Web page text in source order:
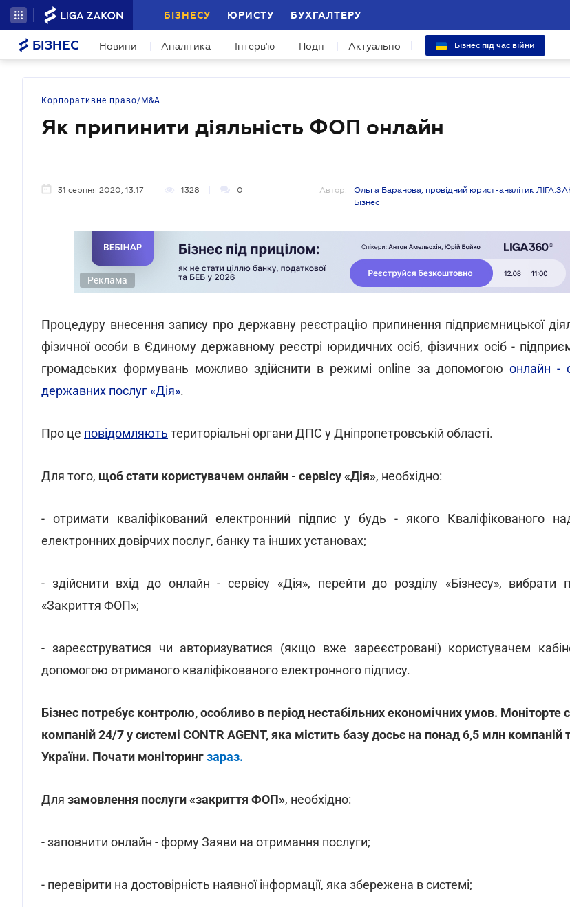
БІЗНЕСУ ЮРИСТУ БУХГАЛТЕРУ
БІЗНЕС Новини Аналітика Інтерв'ю Події Актуально Бізнес під час війни
Корпоративне право/M&A
Як припинити діяльність ФОП онлайн
31 серпня 2020, 13:17 1328 0 Автор:
Ольга Баранова, провідний юрист-аналітик
Бізнес
Реклама
Процедуру внесення запису про державну реєстрацію припинення підприємницької
фізичної особи в Єдиному державному реєстрі юридичних осіб, фізичних осіб -
громадських формувань можливо здійснити в режимі online за допомогою онлайн -
державних послуг «Дія».
Про це повідомляють територіальні органи ДПС у Дніпропетровській області.
Для того, щоб стати користувачем онлайн - сервісу «Дія», необхідно:
- отримати кваліфікований електронний підпис у будь - якого Кваліфікованого
електронних довірчих послуг, банку та інших установах;
- здійснити вхід до онлайн - сервісу «Дія», перейти до розділу «Бізнесу», вибрати
«Закриття ФОП»;
- зареєструватися чи авторизуватися (якщо вже зареєстровані) користувачем
допомогою отриманого кваліфікованого електронного підпису.
Бізнес потребує контролю, особливо в період нестабільних економічних умов. Моніторте
компаній 24/7 у системі CONTR AGENT, яка містить базу досьє на понад 6,5 млн
України. Почати моніторингзараз.
Для замовлення послуги «закриття ФОП», необхідно:
- заповнити онлайн - форму Заяви на отримання послуги;
- перевірити на достовірність наявної інформації, яка збережена в системі;